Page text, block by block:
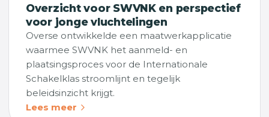
Overzicht voor SWVNK en perspectief
voor jonge vluchtelingen
Overse ontwikkelde een maatwerkapplicatie
waarmee SWVNK het aanmeld- en
plaatsingsproces voor de Internationale
Schakelklas stroomlijnt en tegelijk
beleidsinzicht krijgt.
Lees meer